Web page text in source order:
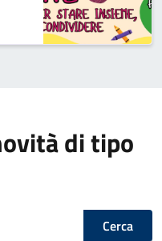
LA COMUNITÀ}
di tipo
Cerca